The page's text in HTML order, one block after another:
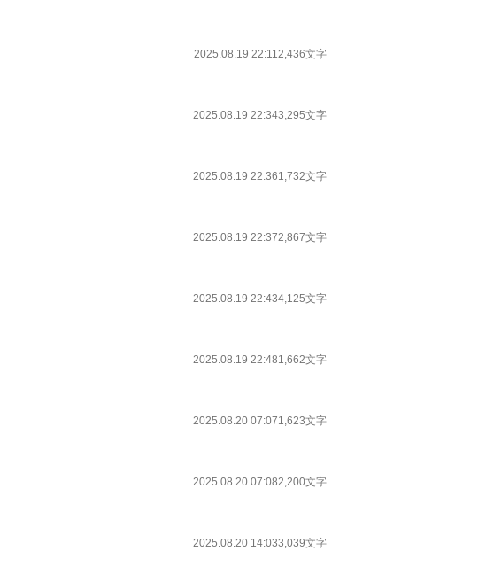
2025.08.19 22:112,436文字
2025.08.19 22:343,295文字
2025.08.19 22:361,732文字
2025.08.19 22:372,867文字
2025.08.19 22:434,125文字
2025.08.19 22:481,662文字
2025.08.20 07:071,623文字
2025.08.20 07:082,200文字
2025.08.20 14:033,039文字